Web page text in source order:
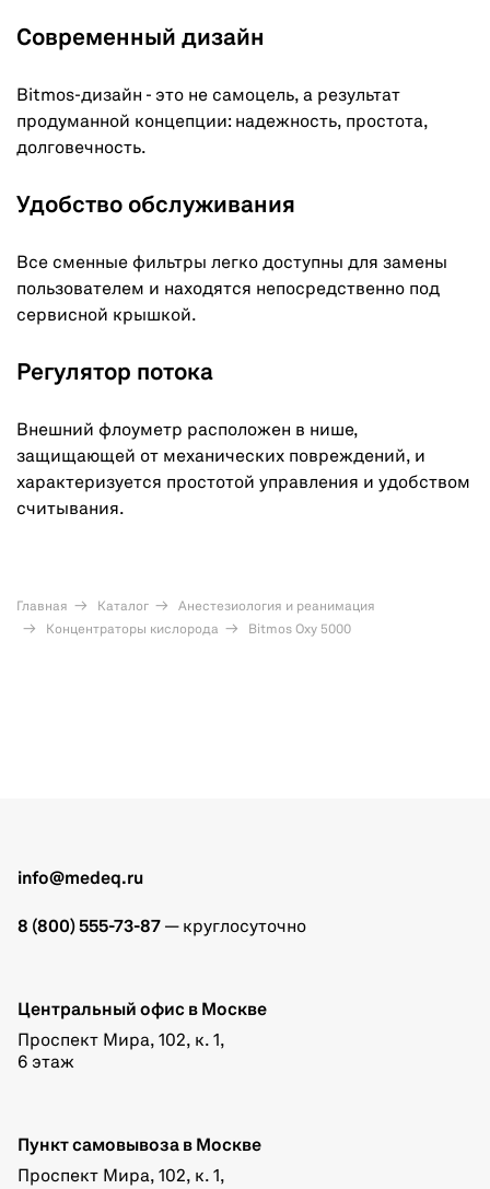
Современный дизайн
Bitmos-дизайн - это не самоцель, а результат
продуманной концепции: надежность, простота,
долговечность.
Удобство обслуживания
Все сменные фильтры легко доступны для замены
пользователем и находятся непосредственно под
сервисной крышкой.
Регулятор потока
Внешний флоуметр расположен в нише,
защищающей от механических повреждений, и
характеризуется простотой управления и удобством
считывания.
Главная Каталог
Анестезиология и реанимация
Концентраторы кислорода
Bitmos Oxy 5000
info@medeq.ru
8 (800) 555-73-87 — круглосуточно
Центральный офис в Москве
Проспект Мира, 102, к. 1,
6 этаж
Пункт самовывоза в Москве
Проспект Мира, 102, к. 1,